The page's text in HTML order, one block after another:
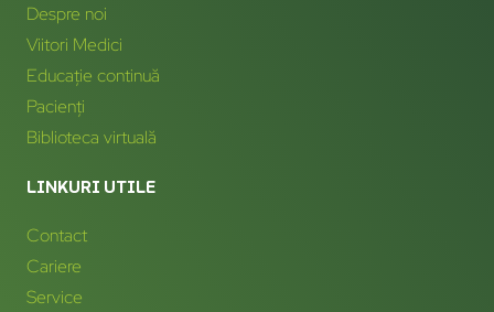
Despre noi
Viitori Medici
Educație continuă
Pacienți
Biblioteca virtuală
LINKURI UTILE
Contact
Cariere
Service